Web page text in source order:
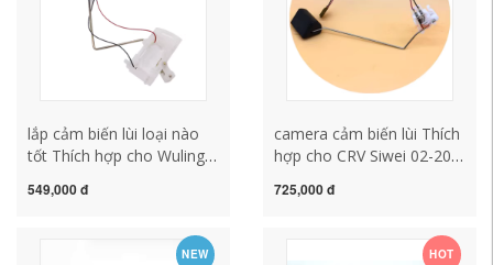
lắp cảm biến lùi loại nào
tốt Thích hợp cho Wuling
xăng phao đèn cảm biến
cảm ứng xăng cảm biến lui
549,000 đ
camera cảm biến lùi Thích
hợp cho CRV Siwei 02-20
mức dầu phao xăng gắn
725,000 đ
NEW HOT